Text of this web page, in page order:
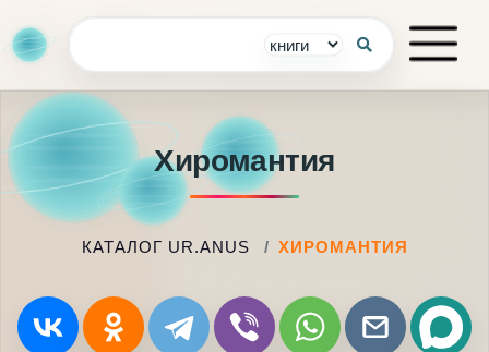
Хиромантия
КАТАЛОГ UR.ANUS ХИРОМАНТИЯ